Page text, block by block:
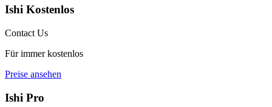
Ishi Kostenlos
Contact Us
Für immer kostenlos
Preise ansehen
Ishi Pro